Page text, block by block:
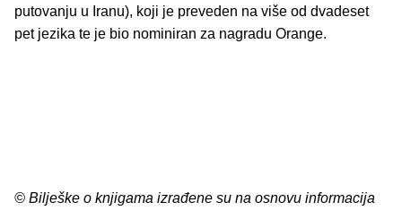
putovanju u Iranu), koji je preveden na više od dvadeset
pet jezika te je bio nominiran za nagradu Orange.
© Bilješke o knjigama izrađene su na osnovu informacija